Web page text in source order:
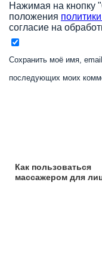
Нажимая на кнопку
положения
согласие на
Сохранить моё имя,
последующих моих
Как пользоваться
массажером для